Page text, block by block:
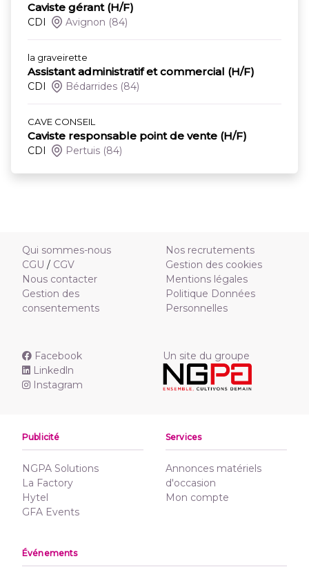
Caviste gérant (H/F)
CDI Avignon (84)
la graveirette
Assistant administratif et commercial (H/F)
CDI Bédarrides (84)
CAVE CONSEIL
Caviste responsable point de vente (H/F)
CDI Pertuis (84)
Qui sommes-nous
CGU / CGV
Nous contacter
Gestion des
consentements
Nos recrutements
Gestion des cookies
Mentions légales
Politique Données
Personnelles
Facebook
Linkedln
Instagram
Un site du groupe
Publicité
NGPA Solutions
La Factory
Hytel
GFA Events
Services
Annonces matériels
d'occasion
Mon compte
Événements